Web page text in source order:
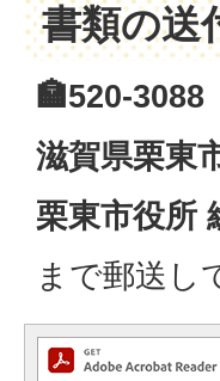
書類の送
🏣520-3088
滋賀県栗東
栗東市役所
まで郵送し